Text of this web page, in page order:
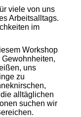
viele von uns
Arbeitsalltags.
im
Workshop
uns
zu
alltäglichen
suchen wir